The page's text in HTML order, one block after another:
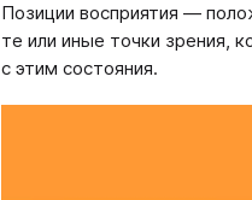
Позиции восприятия —
те или иные точки зрения,
с этим состояния.